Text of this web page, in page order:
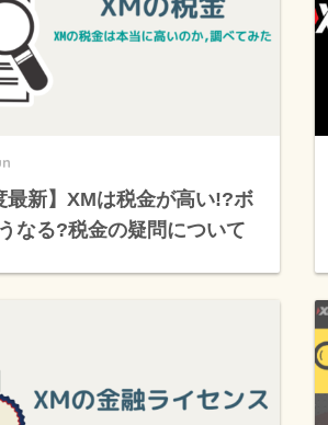
最新】XMは税金が高い!?ボ
なる?税金の疑問について